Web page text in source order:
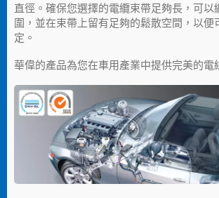
直徑。確保您選擇的電纜束帶足夠長，可以
圍，並在束帶上留有足夠的鬆散空間，以便
定。
華偉的產品為您在車用產業中提供完美的電